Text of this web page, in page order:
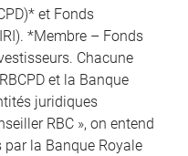
et Fonds
*Membre – Fonds
Chacune
et la Banque
juridiques
RBC », on entend
la Banque Royale